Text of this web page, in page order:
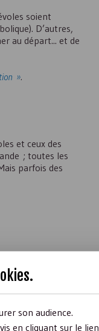
soient
D’autres,
au départ... et de
».
et ceux des
; toutes les
parfois des
ces frais. Certaines
renoncement au
(doit) donner lieu à
.
son audience.
en cliquant sur le lien